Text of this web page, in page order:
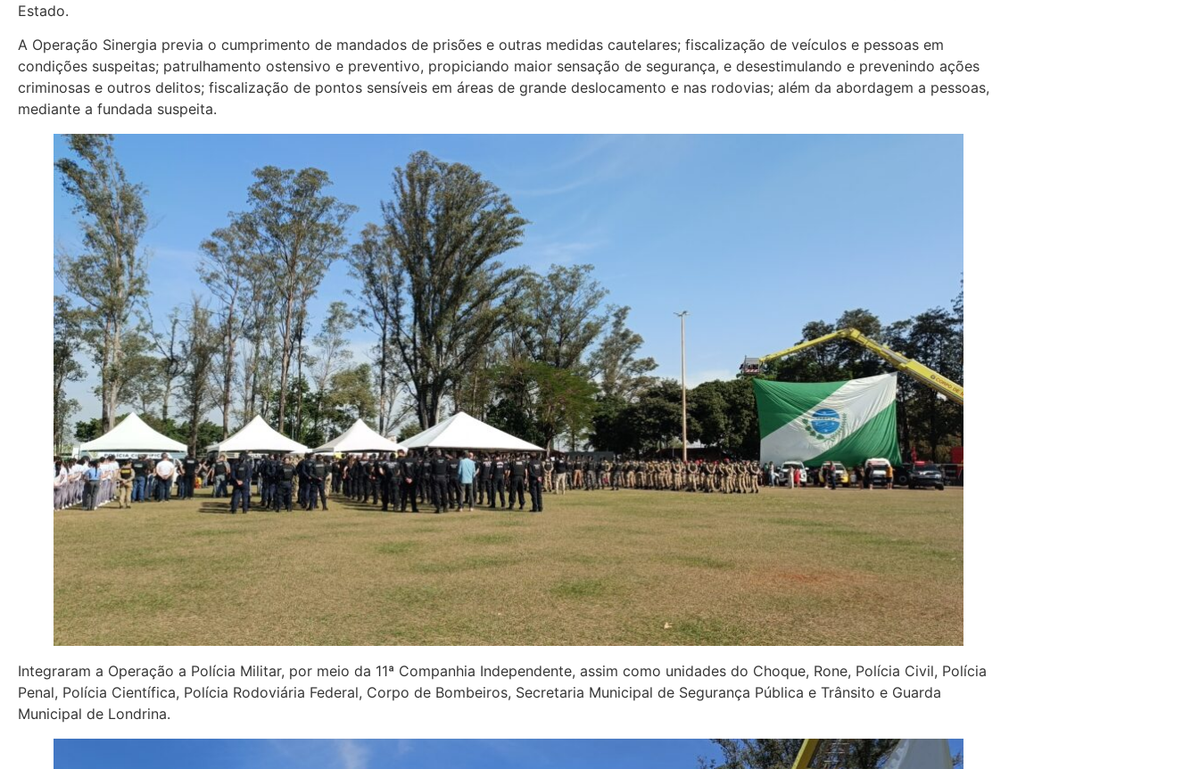
Estado.
A Operação Sinergia previa o cumprimento de mandados de prisões e outras medidas cautelares; fiscalização de veículos e pessoas em
condições suspeitas; patrulhamento ostensivo e preventivo, propiciando maior sensação de segurança, e desestimulando e prevenindo ações
criminosas e outros delitos; fiscalização de pontos sensíveis em áreas de grande deslocamento e nas rodovias; além da abordagem a pessoas,
mediante a fundada suspeita.
Integraram a Operação a Polícia Militar, por meio da 11ª Companhia Independente, assim como unidades do Choque, Rone, Polícia Civil, Polícia
Penal, Polícia Científica, Polícia Rodoviária Federal, Corpo de Bombeiros, Secretaria Municipal de Segurança Pública e Trânsito e Guarda
Municipal de Londrina.